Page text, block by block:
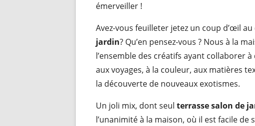
émerveiller !
Avez-vous feuilleter jetez un coup d’œil
jardin? Qu’en pensez-vous ? Nous à la
l’ensemble des créatifs ayant collaborer
aux voyages, à la couleur, aux matières
la découverte de nouveaux exotismes.
Un joli mix, dont seul terrasse salon de
l’unanimité à la maison, où il est facile de